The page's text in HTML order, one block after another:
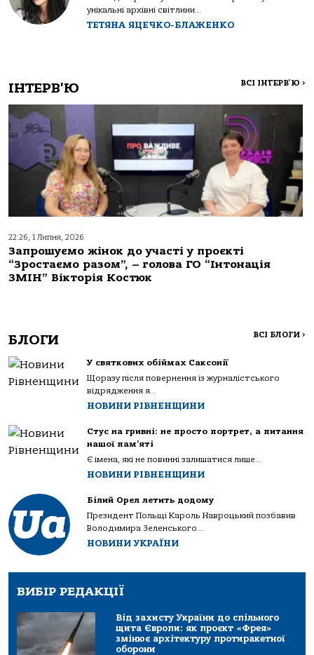
унікальні архівні світлини...
ТЕТЯНА ЯЦЕЧКО-БЛАЖЕНКО
ІНТЕРВ'Ю ВСІ ІНТЕРВ'Ю >
22:26, 1 Липня, 2026
Запрошуємо жінок до участі у проєкті
“Зростаємо разом”, – голова ГО “Інтонація
ЗМІН” Вікторія Костюк
БЛОГИ ВСІ БЛОГИ >
У святкових обіймах Саксонії
Щоразу після повернення із журналістського
відрядження я...
НОВИНИ РІВНЕНЩИНИ
Стус на гривні: не просто портрет, а питання
нашої пам’яті
Є імена, які не повинні залишатися лише...
НОВИНИ РІВНЕНЩИНИ
Білий Орел летить додому
Президент Польщі Кароль Навроцький позбавив
Володимира Зеленського...
НОВИНИ УКРАЇНИ
ВИБІР РЕДАКЦІЇ
Від захисту України до спільного
щита Європи: як проєкт «Фрея»
змінює архітектуру протиракетної
оборони